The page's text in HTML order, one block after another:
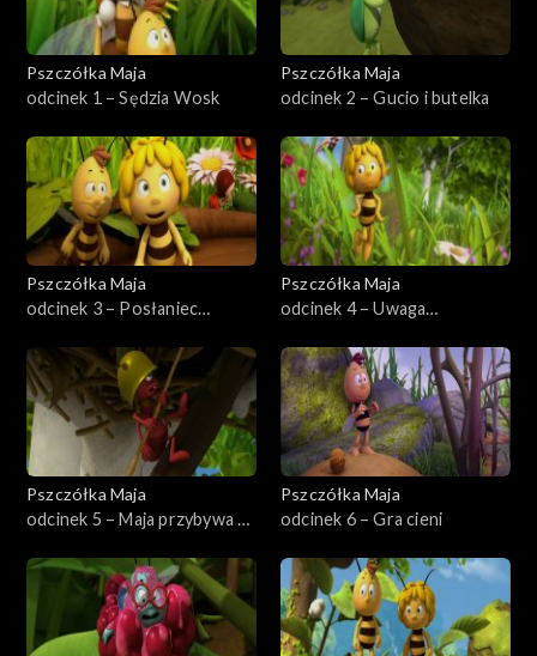
Pszczółka Maja
odcinek 1 – Sędzia Wosk
Pszczółka Maja
odcinek 2 – Gucio i butelka
Pszczółka Maja
odcinek 3 – Posłaniec
Pszczółka Maja
odcinek 4 – Uwaga
Pszczółka Maja
odcinek 5 – Maja przybywa na
Pszczółka Maja
odcinek 6 – Gra cieni